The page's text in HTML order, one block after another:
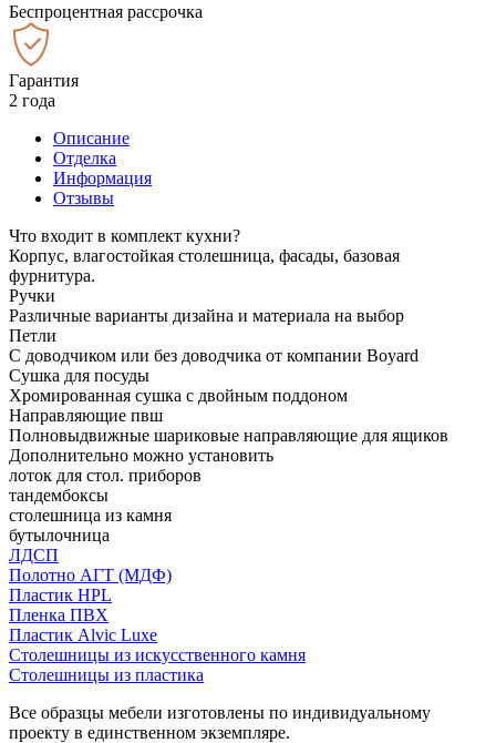
Беспроцентная рассрочка
Гарантия
2 года
Описание
Отделка
Информация
Отзывы
Что входит в комплект кухни?
Корпус, влагостойкая столешница, фасады, базовая
фурнитура.
Ручки
Различные варианты дизайна и материала на выбор
Петли
С доводчиком или без доводчика от компании Boyard
Сушка для посуды
Хромированная сушка с двойным поддоном
Направляющие пвш
Полновыдвижные шариковые направляющие для ящиков
Дополнительно можно установить
лоток для стол. приборов
тандембоксы
столешница из камня
бутылочница
ЛДСП
Полотно АГТ (МДФ)
Пластик HPL
Пленка ПВХ
Пластик Alvic Luxe
Столешницы из искусственного камня
Столешницы из пластика
Все образцы мебели изготовлены по индивидуальному
проекту в единственном экземпляре.